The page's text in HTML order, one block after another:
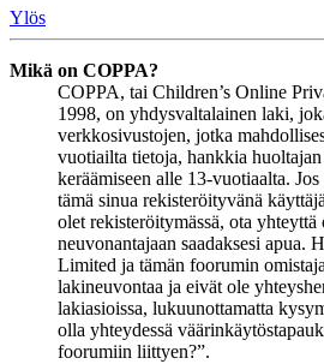
Ylös
Mikä on COPPA?
COPPA, tai Children’s Online
1998, on yhdysvaltalainen laki,
verkkosivustojen, jotka
vuotiailta tietoja, hankkia
keräämiseen alle 13-vuotiaalta.
tämä sinua rekisteröityvänä
olet rekisteröitymässä, ota yhteyttä
neuvonantajaan saadaksesi apua.
Limited ja tämän foorumin
lakineuvontaa ja eivät ole
lakiasioissa, lukuunottamatta
olla yhteydessä
foorumiin liittyen?”.